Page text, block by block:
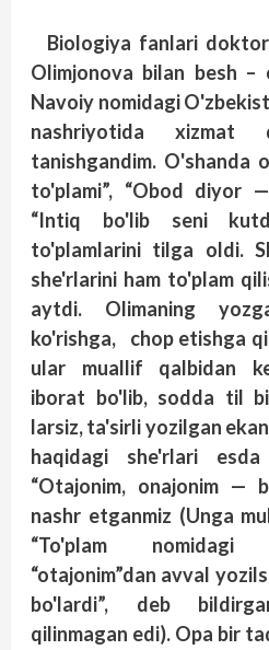
Biologiya fanlari
Olimjonova bilan besh
Navoiy nomidagi
nashriyotida xizmat
tanishgandim. O'shanda
to'plami”, “Obod diyor
“Intiq bo'lib seni
to'plamlarini tilga oldi.
she'rlarini ham to'plam
aytdi. Olimaning
ko'rishga, chop etishga
ular muallif qalbidan
iborat bo'lib, sodda til
larsiz, ta'sirli yozilgan
haqidagi she'r­lari
“Otajonim, onajonim —
nashr etganmiz (Unga
“To'plam nomidagi
“otajonim”dan avval
bo'lardi”, deb
qilinmagan edi). Opa bir